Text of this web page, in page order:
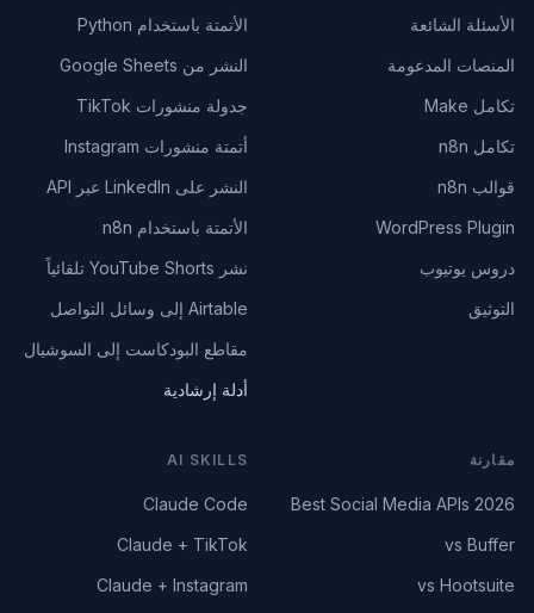
الأسئلة الشائعة
المنصات المدعومة
تكامل Make
تكامل n8n
قوالب n8n
WordPress Plugin
دروس يوتيوب
التوثيق
الأتمتة باستخدام Python
النشر من Google Sheets
جدولة منشورات TikTok
أتمتة منشورات Instagram
النشر على LinkedIn عبر API
الأتمتة باستخدام n8n
نشر YouTube Shorts تلقائياً
Airtable إلى وسائل التواصل
مقاطع البودكاست إلى السوشيال
أدلة إرشادية
مقارنة
Best Social Media APIs 2026
vs Buffer
vs Hootsuite
AI SKILLS
Claude Code
Claude + TikTok
Claude + Instagram